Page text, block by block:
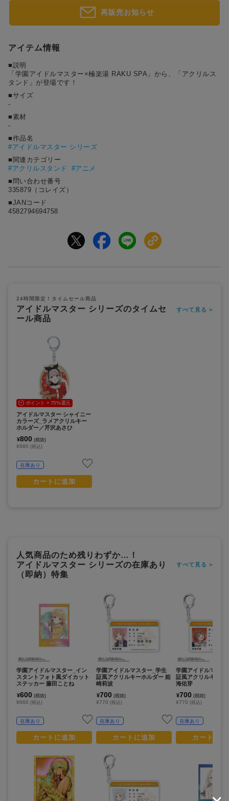
ド
1位 #ポケットモンスター（ポケモン）
#ハイキュー!!
3位
4位 #名探偵コナン #Dr.STONE（ドクターストーン）
再販売お知らせ
アイテム情報
■説明
「学園アイドルマスター×極楽湯 RAKU SPA」から、「アクリルス
タンド」が登場です！
■サイズ
-
■素材
-
■作品名
#アイドルマスター シリーズ
■関連カテゴリー
#アクリルスタンド
#アニメ
■問い合わせ番号
335879（コレイズ）
■JANコード
4582794694758
24時間限定！タイムセール商品
アイドルマスター シリーズのタイムセ
ール商品
すべて見る >
ポイント + 75%還元
アイドルマスター シャイニー
カラーズ_ラメアクリルキー
ホルダー／芹沢あさひ
¥800 (税抜)
¥880 (税込)
在庫あり
カートに追加
人気商品のため残りわずか…！
アイドルマスター シリーズの在庫あり
（即納）特集
すべて見る >
学園アイドルマスター_イン
スタントフォト風ダイカット
ステッカー 藤田ことね
¥600 (税抜)
¥660 (税込)
在庫あり
カートに追加
学園アイドルマスター_学生
証風アクリルキーホルダー 姫
崎莉波
¥700 (税抜)
¥770 (税込)
在庫あり
カートに追加
学園アイドルマスタ
証風アクリルキーホ
海佑芽
¥700 (税抜)
¥770 (税込)
在庫あり
カートに